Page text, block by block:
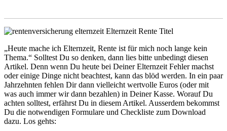
„Heute mache ich Elternzeit, Rente ist für mich noch lange kein
Thema.“ Solltest Du so denken, dann lies bitte unbedingt diesen
Artikel. Denn wenn Du heute bei Deiner Elternzeit Fehler machst
oder einige Dinge nicht beachtest, kann das blöd werden. In ein paar
Jahrzehnten fehlen Dir dann vielleicht wertvolle Euros (oder mit
was auch immer wir dann bezahlen) in Deiner Kasse. Worauf Du
achten solltest, erfährst Du in diesem Artikel. Ausserdem bekommst
Du die notwendigen Formulare und Checkliste zum Download
dazu. Los gehts: